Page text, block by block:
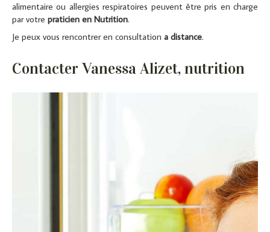
alimentaire ou allergies respiratoires peuvent être pris en charge
par votre praticien en Nutrition.
Je peux vous rencontrer en consultation a distance.
Contacter Vanessa Alizet, nutrition